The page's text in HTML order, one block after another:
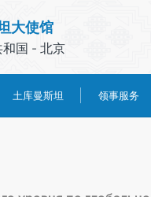
大使馆
国 - 北京
土库曼斯坦 领事服务